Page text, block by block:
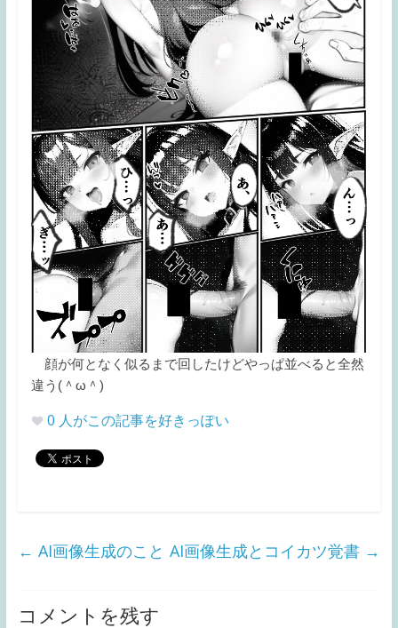
顔が何となく似るまで回したけどやっぱ並べると全然
違う(＾ω＾)
0 人がこの記事を好きっぽい
← AI画像生成のこと AI画像生成とコイカツ覚書 →
コメントを残す